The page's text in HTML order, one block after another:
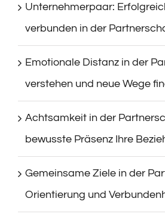
Unternehmerpaar:
verbunden in der
Emotionale Distanz in der
verstehen und neue Wege
Achtsamkeit in der
bewusste Präsenz Ihre
Gemeinsame Ziele in der
Orientierung und